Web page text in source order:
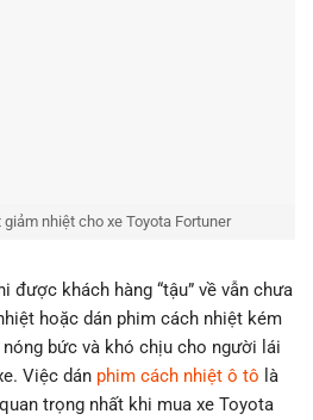
nhiệt cho xe Toyota Fortuner
được khách hàng “tậu” về vẫn chưa
hoặc dán phim cách nhiệt kém
bức và khó chịu cho người lái
Việc dán phim cách nhiệt ô tô là
trọng nhất khi mua xe Toyota